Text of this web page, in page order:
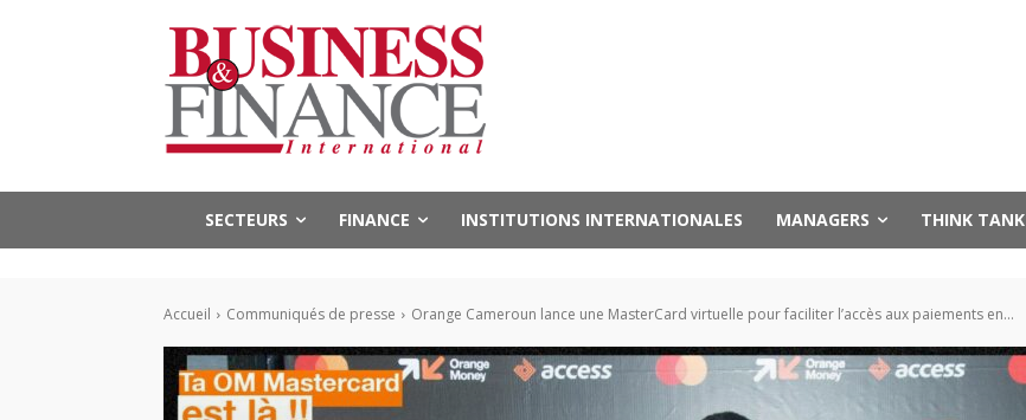
SECTEURS FINANCE INSTITUTIONS INTERNATIONALES MANAGERS THINK TANK
Accueil Communiqués de presse Orange Cameroun lance une MasterCard virtuelle pour faciliter l’accès aux paiements en...